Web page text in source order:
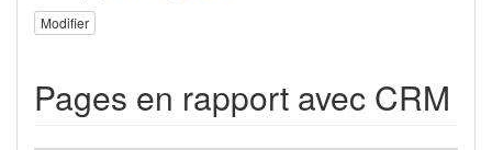
Modifier
Pages en rapport avec CRM